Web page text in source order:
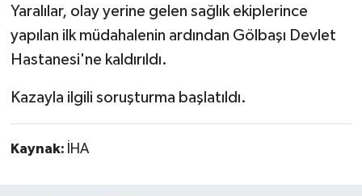
Yaralılar, olay yerine gelen sağlık ekiplerince
yapılan ilk müdahalenin ardından Gölbaşı Devlet
Hastanesi'ne kaldırıldı.
Kazayla ilgili soruşturma başlatıldı.
Kaynak: İHA